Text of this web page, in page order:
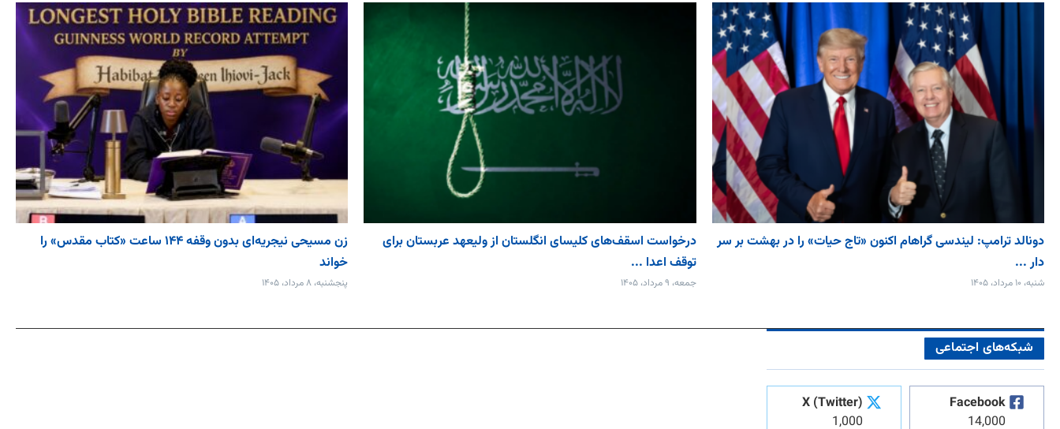
دونالد ترامپ: لیندسی گراهام اکنون «تاج حیات» را در بهشت بر سر
دار ...
شنبه، ۱۰ مرداد، ۱۴۰۵
درخواست اسقف‌های کلیسای انگلستان از ولیعهد عربستان برای
توقف اعدا ...
جمعه، ۹ مرداد، ۱۴۰۵
زن مسیحی نیجریه‌ای بدون وقفه ۱۴۴ ساعت «کتاب مقدس» را
خواند
پنجشنبه، ۸ مرداد، ۱۴۰۵
شبکه‌های اجتماعی
Facebook
14,000
X (Twitter)
1,000